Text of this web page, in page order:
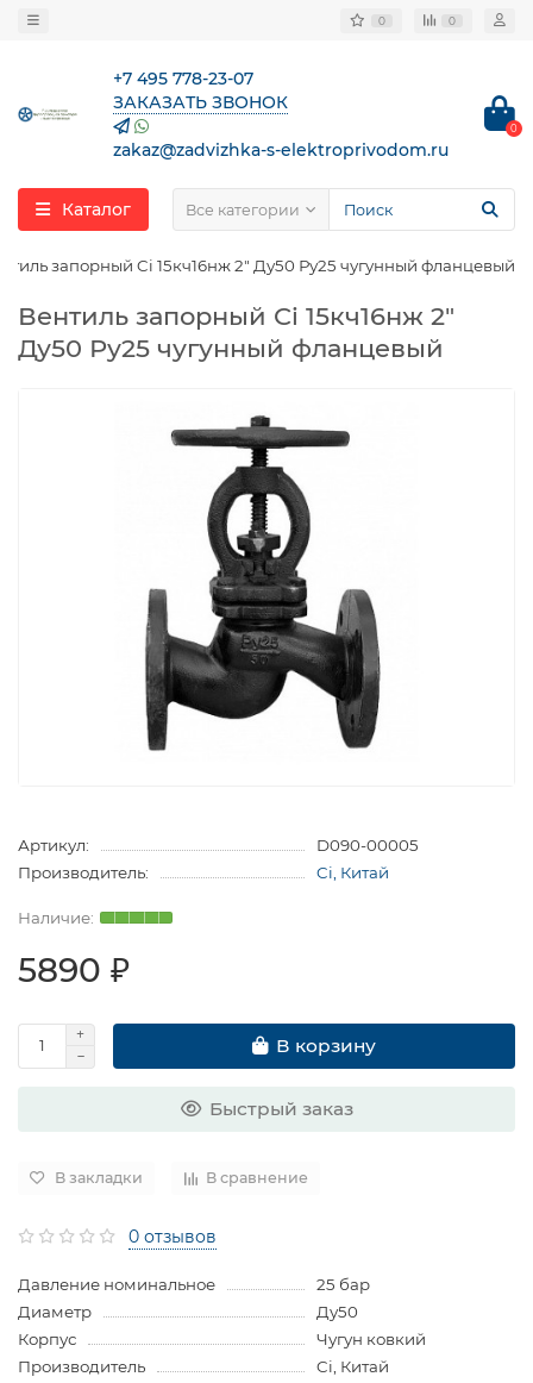
0 0
+7 495 778-23-07
ЗАКАЗАТЬ ЗВОНОК
zakaz@zadvizhka-s-elektroprivodom.ru
0
Каталог Все категории
запорный Ci 15кч16нж 2″ Ду50 Ру25 чугунный фланцевый
Вентиль запорный Ci 15кч16нж 2″
Ду50 Ру25 чугунный фланцевый
Артикул:
D090-00005
Производитель:
Ci, Китай
5890 ₽
В корзину
Быстрый заказ
В закладки В сравнение
0 отзывов
Давление номинальное
25 бар
Диаметр
Ду50
Корпус
Чугун ковкий
Производитель
Ci, Китай